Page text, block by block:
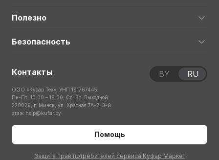
Полезно
Безопасность
Контакты
ООО «Куфар Тех», УНП 191767445
Пн-Пт: 10:00 – 18:00; Сб, Вс: Выходной
220029, г. Минск, ул. Красная 7А-2, 3-й
этаж help@kufar.by
Помощь
Защита прав потребителей сервиса Куфар Маркет
BY RU